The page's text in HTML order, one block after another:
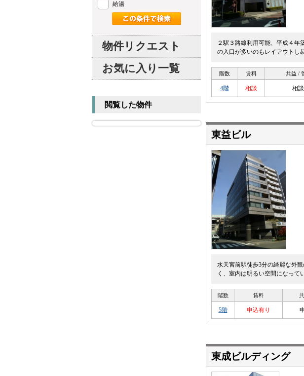
２駅３路線利用可能、平成４年
の入口が多いのもレイアウトし
階数 賃料 共益 /
4階 相談 相
東益ビル
水天宮前駅徒歩3分の綺麗な外
く、室内は明るい空間になって
階数 賃料
5階 申込有り
東成ビルディング
給湯
物件リクエスト
お気に入り一覧
閲覧した物件